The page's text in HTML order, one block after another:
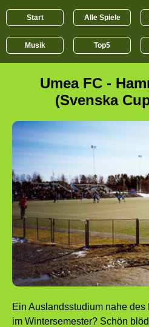
Start Alle Spiele
Musik Top5
Umea FC -
(Svenska
Ein Auslandsstudium nahe
im Wintersemester? Schön